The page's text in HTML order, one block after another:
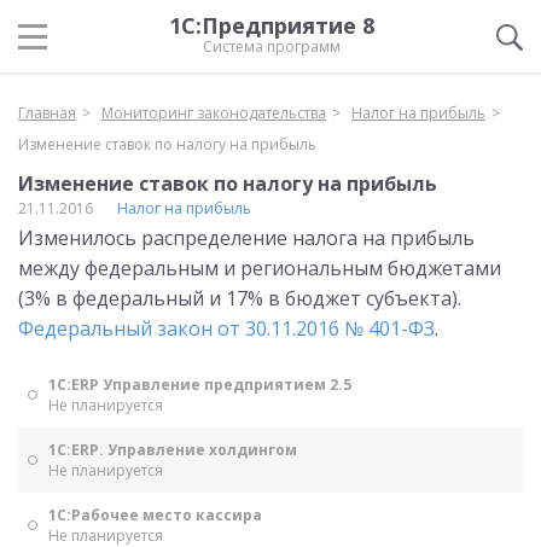
1С:Предприятие 8
Система программ
Главная Мониторинг законодательства
Налог на прибыль
Изменение ставок по налогу на прибыль
Изменение ставок по налогу на прибыль
21.11.2016 Налог на прибыль
Изменилось распределение налога на прибыль
между федеральным и региональным бюджетами
(3% в федеральный и 17% в бюджет субъекта).
Федеральный закон от 30.11.2016 № 401-ФЗ.
1С:ERP Управление предприятием 2.5
Не планируется
1С:ERP. Управление холдингом
Не планируется
1С:Рабочее место кассира
Не планируется